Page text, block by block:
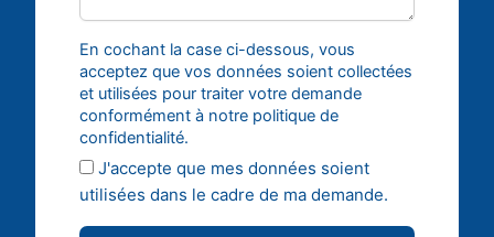
En cochant la case ci-dessous, vous
acceptez que vos données soient collectées
et utilisées pour traiter votre demande
conformément à notre politique de
confidentialité.
J'accepte que mes données soient
utilisées dans le cadre de ma demande.